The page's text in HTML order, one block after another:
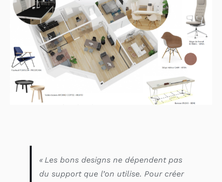
« Les bons designs ne dépendent pas
du support que l’on utilise. Pour créer